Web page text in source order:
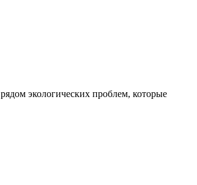
экологических проблем, которые